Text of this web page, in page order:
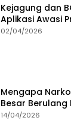
Kejagung dan
Aplikasi Awasi
Begini Cara
02/04/2026
Mengapa
Besar Berulang
di Wilayah
14/04/2026